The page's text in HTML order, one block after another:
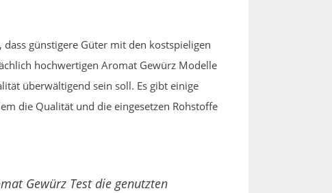
günstigere Güter mit den kostspieligen
hochwertigen Aromat Gewürz Modelle
überwältigend sein soll. Es gibt einige
die Qualität und die eingesetzen Rohstoffe
Gewürz Test die genutzten